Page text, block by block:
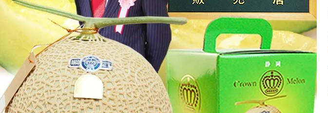
桃
大糖領桃
温室みかん(ハウスみかん)